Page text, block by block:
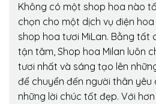
Không có một shop hoa nào
chọn cho một dịch vụ điện
shop hoa tươi MiLan. Bằng tất
tận tâm, Shop hoa Milan luôn
tươi nhất và sáng tạo lên
để chuyển đến người thân yêu
những lời chúc tốt đẹp. Với